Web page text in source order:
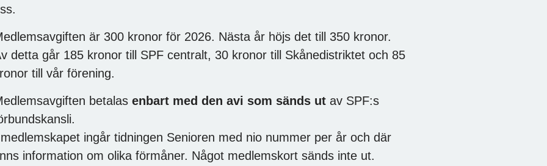
är 300 kronor för 2026. Nästa år höjs det till 350 kronor.
detta går 185 kronor till SPF centralt, 30 kronor till Skånedistriktet och 85
till vår förening.
betalas enbart med den avi som sänds ut av SPF:s
ingår tidningen Senioren med nio nummer per år och där
information om olika förmåner. Något medlemskort sänds inte ut.